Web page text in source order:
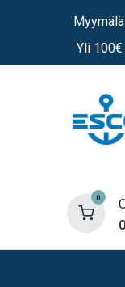
Yli 100€
0